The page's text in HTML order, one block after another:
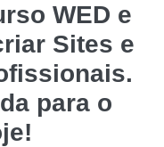
WED e
Sites e
para o